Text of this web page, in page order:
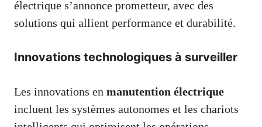
électrique s’annonce prometteur, avec des
solutions qui allient performance et durabilité.
Innovations technologiques à surveiller
Les innovations en manutention électrique
incluent les systèmes autonomes et les chariots